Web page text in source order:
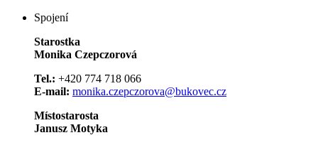
Spojení
Starostka
Monika Czepczorová
Tel.: +420 774 718 066
E-mail: monika.czepczorova@bukovec.cz
Místostarosta
Janusz Motyka